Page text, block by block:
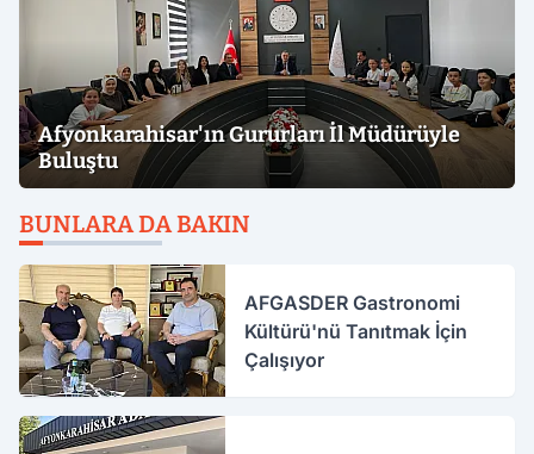
Afyonkarahisar'ın Gururları İl Müdürüyle
Buluştu
BUNLARA DA BAKIN
AFGASDER Gastronomi
Kültürü'nü Tanıtmak İçin
Çalışıyor